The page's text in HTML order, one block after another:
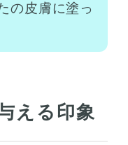
の皮膚に塗っ
える印象